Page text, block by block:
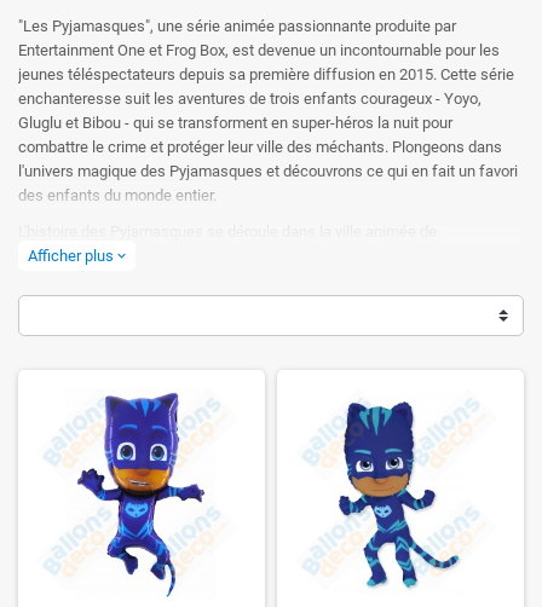
"Les Pyjamasques", une série animée passionnante produite par
Entertainment One et Frog Box, est devenue un incontournable pour les
jeunes téléspectateurs depuis sa première diffusion en 2015. Cette série
enchanteresse suit les aventures de trois enfants courageux - Yoyo,
Gluglu et Bibou - qui se transforment en super-héros la nuit pour
combattre le crime et protéger leur ville des méchants. Plongeons dans
l'univers magique des Pyjamasques et découvrons ce qui en fait un favori
des enfants du monde entier.
Tarabiscoville, où vivent Yoyo, Gluglu et Bibou, trois amis inséparables qui
ciel, ils se transforment en super-héros masqués - Yoyo devient Gluglu, le
leur ville des méchants qui cherchent à semer le chaos.
La série est saluée pour son animation vibrante, ses personnages
attachants et ses aventures palpitantes. Chaque épisode suit les
Pyjamasques alors qu'ils affrontent une nouvelle menace, faisant preuve
de courage, d'intelligence et de solidarité pour sauver le jour. Que ce soit
en combattant des super-vilains redoutables, en explorant des mondes
mystérieux ou en résolvant des énigmes complexes, les Pyjamasques ne
reculent jamais devant un défi.
Afficher plus expand_more